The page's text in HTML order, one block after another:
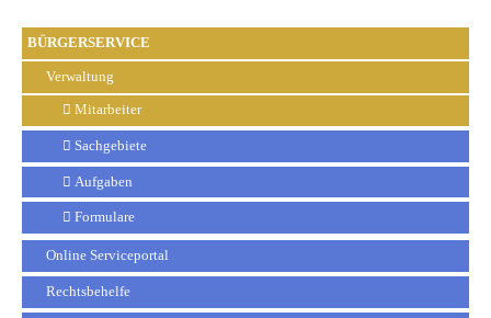
BÜRGERSERVICE
Verwaltung
Mitarbeiter
Sachgebiete
Aufgaben
Formulare
Online Serviceportal
Rechtsbehelfe